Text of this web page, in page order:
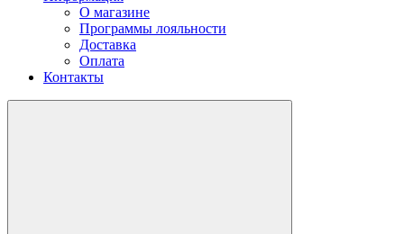
О магазине
Программы лояльности
Доставка
Оплата
Контакты